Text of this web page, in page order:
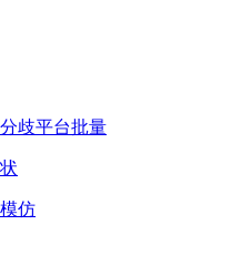
歧平台批量
仿